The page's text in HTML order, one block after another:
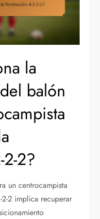
la
balón
2?
un centrocampista
2 implica recuperar